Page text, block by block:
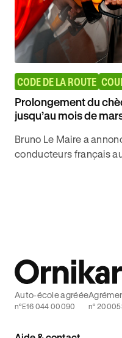
CODE DE LA ROUTE
Prolongement du
jusqu’au mois de
Bruno Le Maire a
conducteurs français
Auto-école agréée
n°E16 044 00090 n°